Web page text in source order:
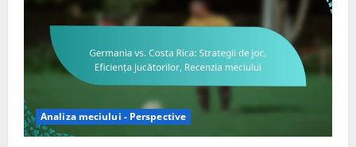
tactice,
Performanțe
ale
jucătorilor,
Statistici
ale
Analiza meciului - Perspective